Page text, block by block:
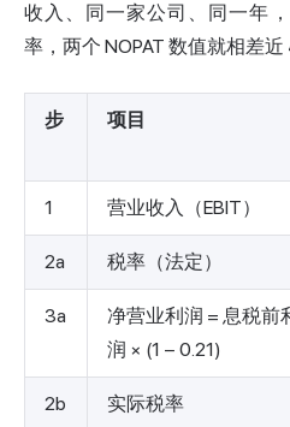
收入、同一家公司、同一年
率，两个 NOPAT 数值就相差近
步 项目
1 营业收入（EBIT）
2a 税率（法定）
3a
净营业利润 = 息税前
润 × (1 − 0.21)
2b 实际税率